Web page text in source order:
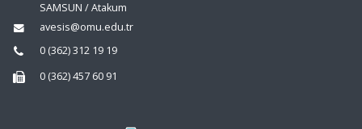
SAMSUN / Atakum
avesis@omu.edu.tr
0 (362) 312 19 19
0 (362) 457 60 91